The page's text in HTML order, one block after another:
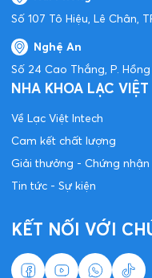
NHA KHOA LẠC
Về Lạc Việt Intech
Cam kết chất lượng
Giải thưởng - Chứng nhận
Tin tức - Sự kiện
KẾT NỐI VỚI
Số 107 Tô Hiệu, Lê Chân,
Nghệ An
Số 24 Cao Thắng, P.